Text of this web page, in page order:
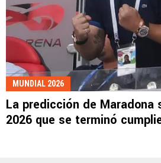
MUNDIAL 2026
La predicción de Maradona
2026 que se terminó